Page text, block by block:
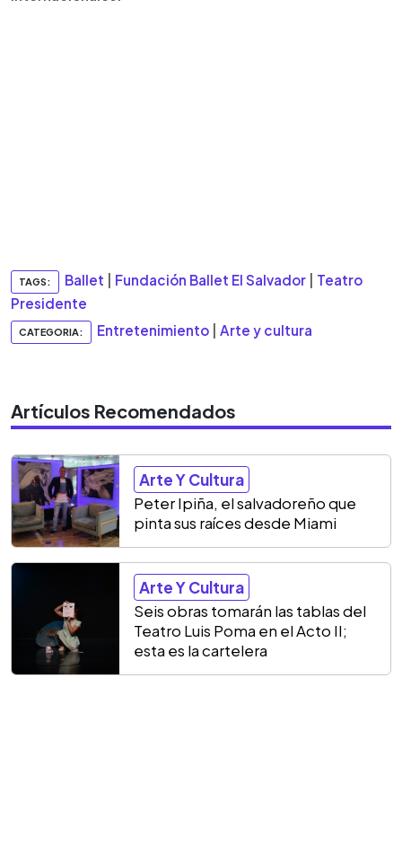
TAGS: Ballet Fundación Ballet El Salvador
Teatro
Presidente
CATEGORIA: Entretenimiento Arte y cultura
Artículos Recomendados
Arte Y Cultura
Peter Ipiña, el salvadoreño que
pinta sus raíces desde Miami
Arte Y Cultura
Seis obras tomarán las tablas del
Teatro Luis Poma en el Acto II;
esta es la cartelera